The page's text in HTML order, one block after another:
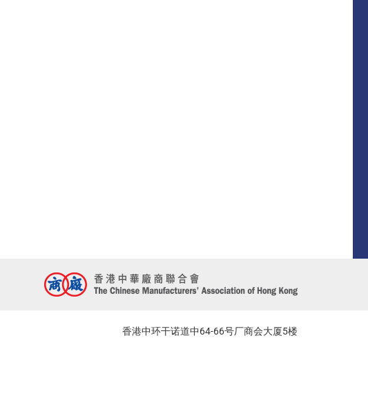
香港中环干诺道中64-66号厂商会大厦5楼